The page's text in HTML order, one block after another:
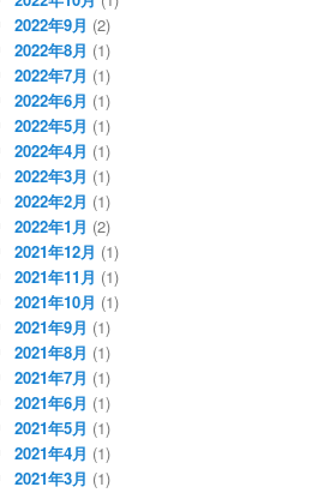
2022年9月 (2)
2022年8月 (1)
2022年7月 (1)
2022年6月 (1)
2022年5月 (1)
2022年4月 (1)
2022年3月 (1)
2022年2月 (1)
2022年1月 (2)
2021年12月 (1)
2021年11月 (1)
2021年10月 (1)
2021年9月 (1)
2021年8月 (1)
2021年7月 (1)
2021年6月 (1)
2021年5月 (1)
2021年4月 (1)
2021年3月 (1)